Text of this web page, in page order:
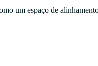
um espaço de